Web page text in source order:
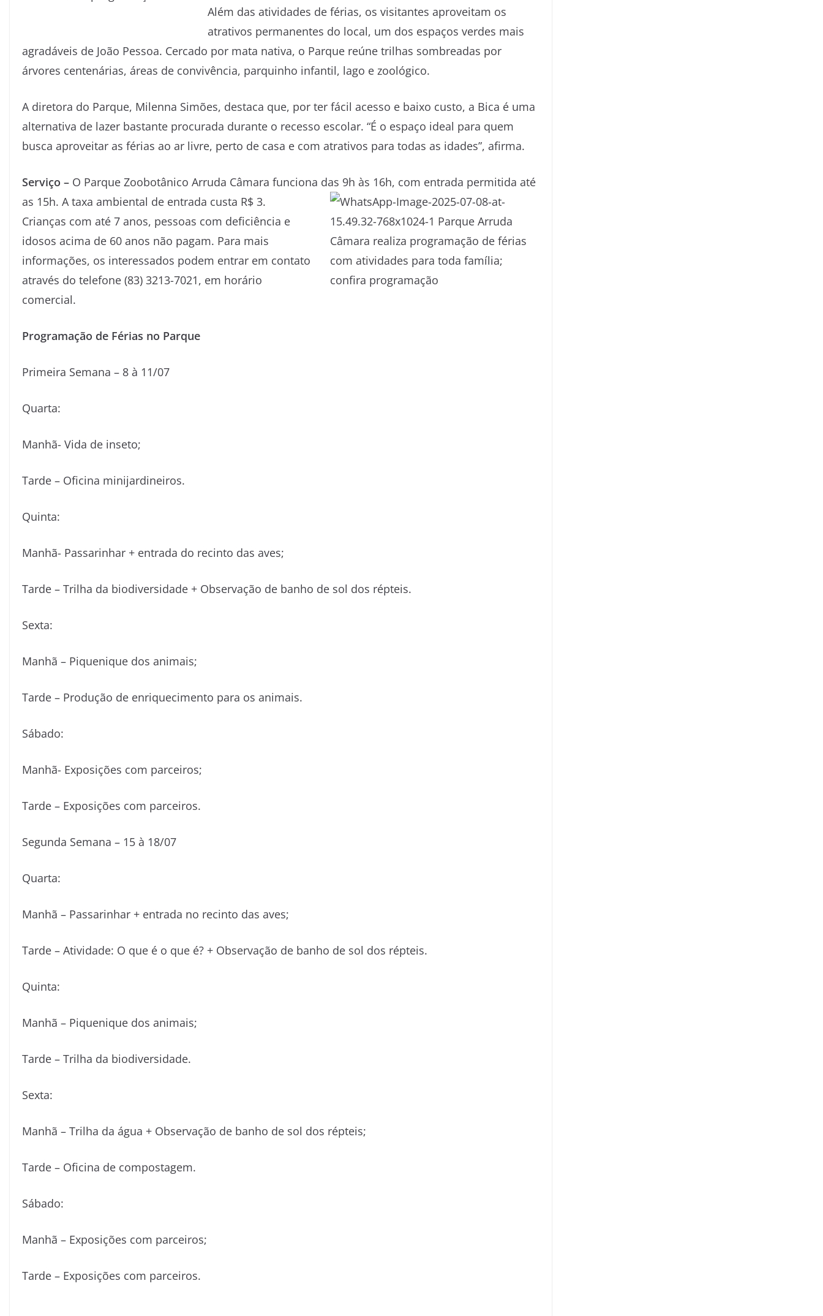
Além das atividades de férias, os visitantes aproveitam os
atrativos permanentes do local, um dos espaços verdes mais
agradáveis de João Pessoa. Cercado por mata nativa, o Parque reúne trilhas sombreadas por
árvores centenárias, áreas de convivência, parquinho infantil, lago e zoológico.
A diretora do Parque, Milenna Simões, destaca que, por ter fácil acesso e baixo custo, a Bica é uma
alternativa de lazer bastante procurada durante o recesso escolar. “É o espaço ideal para quem
busca aproveitar as férias ao ar livre, perto de casa e com atrativos para todas as idades”, afirma.
Serviço – O Parque Zoobotânico Arruda Câmara funciona das 9h às 16h, com entrada permitida até
as 15h. A taxa ambiental de entrada custa R$ 3.
Crianças com até 7 anos, pessoas com deficiência e
idosos acima de 60 anos não pagam. Para mais
informações, os interessados podem entrar em contato
através do telefone (83) 3213-7021, em horário
comercial.
Programação de Férias no Parque
Primeira Semana – 8 à 11/07
Quarta:
Manhã- Vida de inseto;
Tarde – Oficina minijardineiros.
Quinta:
Manhã- Passarinhar + entrada do recinto das aves;
Tarde – Trilha da biodiversidade + Observação de banho de sol dos répteis.
Sexta:
Manhã – Piquenique dos animais;
Tarde – Produção de enriquecimento para os animais.
Sábado:
Manhã- Exposições com parceiros;
Tarde – Exposições com parceiros.
Segunda Semana – 15 à 18/07
Quarta:
Manhã – Passarinhar + entrada no recinto das aves;
Tarde – Atividade: O que é o que é? + Observação de banho de sol dos répteis.
Quinta:
Manhã – Piquenique dos animais;
Tarde – Trilha da biodiversidade.
Sexta:
Manhã – Trilha da água + Observação de banho de sol dos répteis;
Tarde – Oficina de compostagem.
Sábado:
Manhã – Exposições com parceiros;
Tarde – Exposições com parceiros.